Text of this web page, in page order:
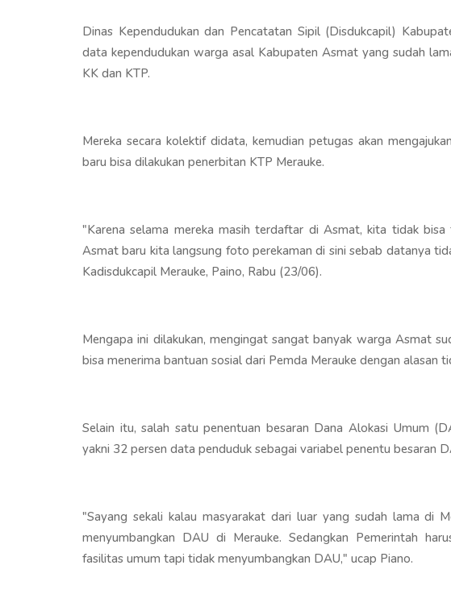
Dinas Kependudukan dan Pencatatan Sipil (Disdukcapil)
data kependudukan warga asal Kabupaten Asmat yang sudah
KK dan KTP.
Mereka secara kolektif didata, kemudian petugas akan
baru bisa dilakukan penerbitan KTP Merauke.
"Karena selama mereka masih terdaftar di Asmat, kita tidak
Asmat baru kita langsung foto perekaman di sini sebab datanya
Kadisdukcapil Merauke, Paino, Rabu (23/06).
Mengapa ini dilakukan, mengingat sangat banyak warga Asmat
bisa menerima bantuan sosial dari Pemda Merauke dengan alasan
Selain itu, salah satu penentuan besaran Dana Alokasi Umum
yakni 32 persen data penduduk sebagai variabel penentu besaran
"Sayang sekali kalau masyarakat dari luar yang sudah lama di
menyumbangkan DAU di Merauke. Sedangkan Pemerintah
fasilitas umum tapi tidak menyumbangkan DAU," ucap Piano.